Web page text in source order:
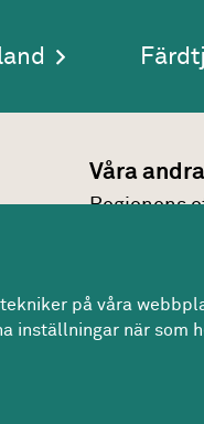
Våra
Regionens
intranät
på våra
inställningar när som